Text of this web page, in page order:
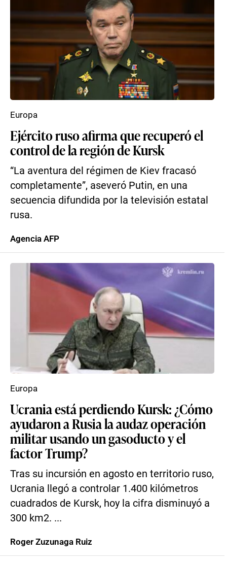
Ejército ruso afirma que recuperó el
control de la región de Kursk
“La aventura del régimen de Kiev fracasó
completamente”, aseveró Putin, en una
secuencia difundida por la televisión estatal
rusa.
Europa
Agencia AFP
Ucrania está perdiendo Kursk: ¿Cómo
ayudaron a Rusia la audaz operación
militar usando un gasoducto y el
factor Trump?
Tras su incursión en agosto en territorio ruso,
Ucrania llegó a controlar 1.400 kilómetros
cuadrados de Kursk, hoy la cifra disminuyó a
300 km2. ...
Europa
Roger Zuzunaga Ruiz